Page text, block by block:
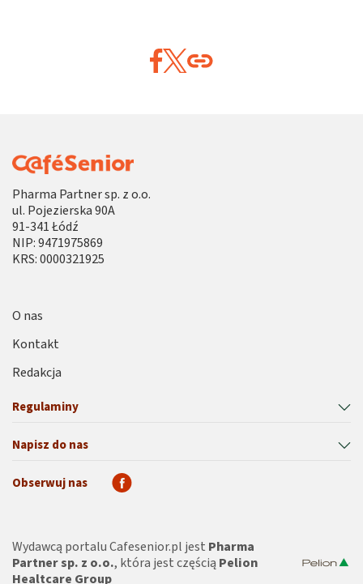
Pharma Partner sp. z o.o.
ul. Pojezierska 90A
91-341 Łódź
NIP: 9471975869
KRS: 0000321925
Regulaminy
Napisz do nas
O nas
Kontakt
Redakcja
Obserwuj nas
Wydawcą portalu Cafesenior.pl jest Pharma
Partner sp. z o.o., która jest częścią Pelion
Healtcare Group